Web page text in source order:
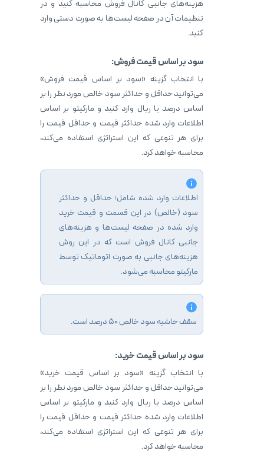
هزینه‌های جانبی کانال فروش محاسبه کنید و در
تنظیمات آن در صفحه لیست‌ها به صورت دستی وارد
کنید.
سود بر اساس قیمت فروش:
با انتخاب گزینه «سود بر اساس قیمت فروش»
می‌توانید حداقل و حداکثر سود خالص مورد نظر را بر
اساس درصد یا ریال وارد کنید و مارکیتو بر اساس
اطلاعات وارد شده حداکثر قیمت و حداقل قیمت را
برای هر تنوعی که این استراتژی استفاده می‌کند،
محاسبه خواهد کرد.
اطلاعات وارد شده شامل؛ حداقل و حداکثر
سود (خالص) در این قسمت و قیمت خرید
وارد شده در صفحه لیست‌ها و هزینه‌های
جانبی کانال فروش است که در این روش
هزینه‌های جانبی به صورت اتوماتیک توسط
مارکیتو محاسبه می‌شود.
سقف حاشیه سود خالص 50 درصد است.
سود بر اساس قیمت خرید:
با انتخاب گزینه «سود بر اساس قیمت خرید»
می‌توانید حداقل و حداکثر سود خالص مورد نظر را بر
اساس درصد یا ریال وارد کنید و مارکیتو بر اساس
اطلاعات وارد شده حداکثر قیمت و حداقل قیمت را
برای هر تنوعی که این استراتژی استفاده می‌کند،
محاسبه خواهد کرد.